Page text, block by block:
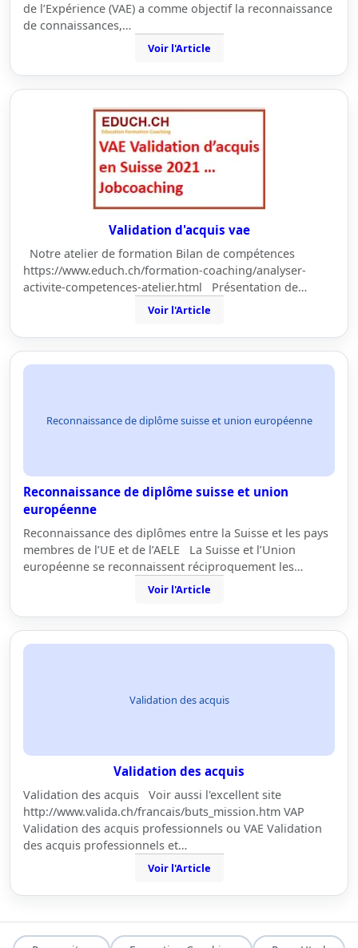
de l’Expérience (VAE) a comme objectif la reconnaissance
de connaissances,…
Voir l'Article
Validation d'acquis vae
Notre atelier de formation Bilan de compétences
https://www.educh.ch/formation-coaching/analyser-
activite-competences-atelier.html Présentation de…
Voir l'Article
Reconnaissance de diplôme suisse et union européenne
Reconnaissance de diplôme suisse et union
européenne
Reconnaissance des diplômes entre la Suisse et les pays
membres de l’UE et de l’AELE La Suisse et l’Union
européenne se reconnaissent réciproquement les…
Voir l'Article
Validation des acquis
Validation des acquis
Validation des acquis Voir aussi l'excellent site
http://www.valida.ch/francais/buts_mission.htm VAP
Validation des acquis professionnels ou VAE Validation
des acquis professionnels et…
Voir l'Article